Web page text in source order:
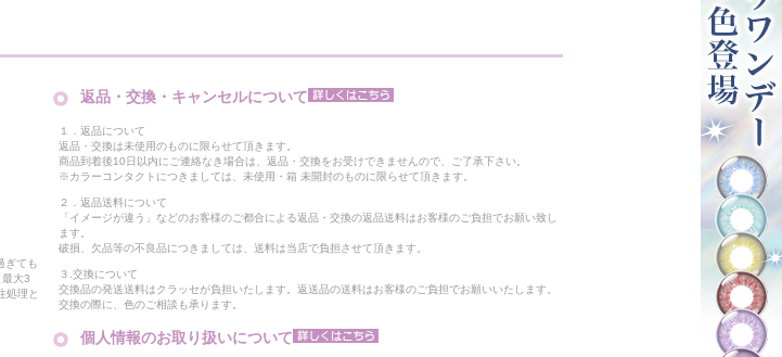
ぎても
大3
処理と
返品・交換・キャンセルについて
１．返品について
返品・交換は未使用のものに限らせて頂きます。
商品到着後10日以内にご連絡なき場合は、返品・交換をお受けできませんので、ご了承下さい。
※カラーコンタクトにつきましては、未使用・箱 未開封のものに限らせて頂きます。
２．返品送料について
「イメージが違う」などのお客様のご都合による返品・交換の返品送料はお客様のご負担でお願い致し
ます。
破損、欠品等の不良品につきましては、送料は当店で負担させて頂きます。
３.交換について
交換品の発送送料はクラッセが負担いたします。返送品の送料はお客様のご負担でお願いいたします。
交換の際に、色のご相談も承ります。
個人情報のお取り扱いについて